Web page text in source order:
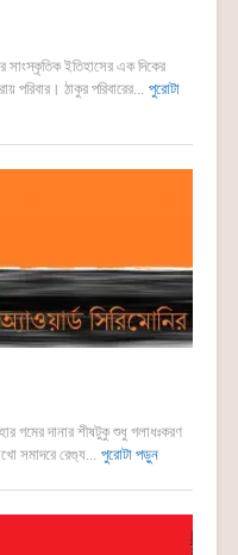
সাংস্কৃতিক ইতিহাসের এক দিকের
পরিবার। ঠাকুর পরিবারের... পুরোটা
গমের দানার শীষটুকু শুধু গলাধঃকরণ
সমাদরে রেগ্যু... পুরোটা পড়ুন